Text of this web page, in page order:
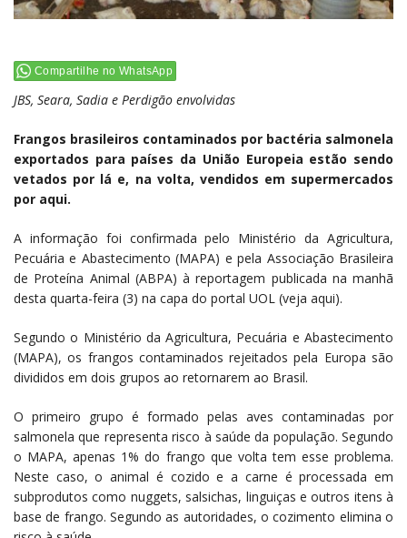
Compartilhe no WhatsApp
JBS, Seara, Sadia e Perdigão envolvidas
Frangos brasileiros contaminados por bactéria salmonela
exportados para países da União Europeia estão sendo
vetados por lá e, na volta, vendidos em supermercados
por aqui.
A informação foi confirmada pelo Ministério da Agricultura,
Pecuária e Abastecimento (MAPA) e pela Associação Brasileira
de Proteína Animal (ABPA) à reportagem publicada na manhã
desta quarta-feira (3) na capa do portal UOL (veja aqui).
Segundo o Ministério da Agricultura, Pecuária e Abastecimento
(MAPA), os frangos contaminados rejeitados pela Europa são
divididos em dois grupos ao retornarem ao Brasil.
O primeiro grupo é formado pelas aves contaminadas por
salmonela que representa risco à saúde da população. Segundo
o MAPA, apenas 1% do frango que volta tem esse problema.
Neste caso, o animal é cozido e a carne é processada em
subprodutos como nuggets, salsichas, linguiças e outros itens à
base de frango. Segundo as autoridades, o cozimento elimina o